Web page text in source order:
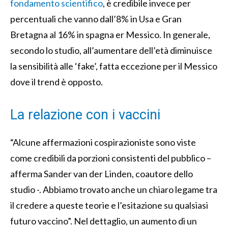
fondamento scientifico, è credibile invece per
percentuali che vanno dall’8% in Usa e Gran
Bretagna al 16% in spagna er Messico. In generale,
secondo lo studio, all’aumentare dell’età diminuisce
la sensibilità alle ‘fake’, fatta eccezione per il Messico
dove il trend è opposto.
La relazione con i vaccini
“Alcune affermazioni cospirazioniste sono viste
come credibili da porzioni consistenti del pubblico –
afferma Sander van der Linden, coautore dello
studio -. Abbiamo trovato anche un chiaro legame tra
il credere a queste teorie e l’esitazione su qualsiasi
futuro vaccino”. Nel dettaglio, un aumento di un